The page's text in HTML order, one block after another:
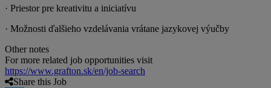
· Priestor pre kreativitu a iniciatívu
· Možnosti ďalšieho vzdelávania vrátane jazykovej výučby
Other notes
For more related job opportunities visit
https://www.grafton.sk/en/job-search
Share this Job